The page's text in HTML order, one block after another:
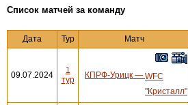
Cписок матчей за команду
Дата Тур Матч
09.07.2024
1
тур
КПРФ-Урицк — WFC
"Кристалл"